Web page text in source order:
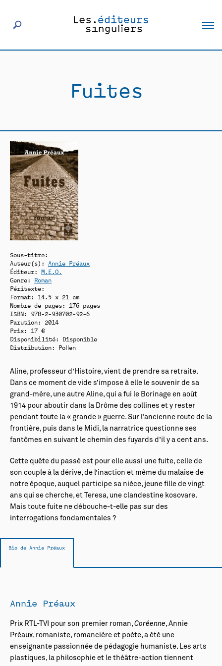
Actualités
Rencontres
Fuites
Sous-titre:
Auteur(s): Annie Préaux
Éditeur: M.E.O.
Genre: Roman
Péritexte:
Format: 14.5 x 21 cm
Nombre de pages: 176 pages
ISBN: 978-2-930702-92-6
Parution: 2014
Prix: 17 €
Disponibilité:
Disponible
Distribution: Pollen
Aline, professeur d’Histoire, vient de prendre sa retraite.
Dans ce moment de vide s’impose à elle le souvenir de sa
grand-mère, une autre Aline, qui a fui le Borinage en août
1914 pour aboutir dans la Drôme des collines et y rester
pendant toute la « grande » guerre. Sur l’ancienne route de la
frontière, puis dans le Midi, la narratrice questionne ses
fantômes en suivant le chemin des fuyards d’il y a cent ans.
Cette quête du passé est pour elle aussi une fuite, celle de
son couple à la dérive, de l’inaction et même du malaise de
notre époque, auquel participe sa nièce, jeune fille de vingt
ans qui se cherche, et Teresa, une clandestine kosovare.
Mais toute fuite ne débouche-t-elle pas sur des
interrogations fondamentales ?
Bio de Annie Préaux
Annie Préaux
Prix RTL-TVI pour son premier roman, Coréenne, Annie
Préaux, romaniste, romancière et poète, a été une
enseignante passionnée de pédagogie humaniste. Les arts
plastiques, la philosophie et le théâtre-action tiennent